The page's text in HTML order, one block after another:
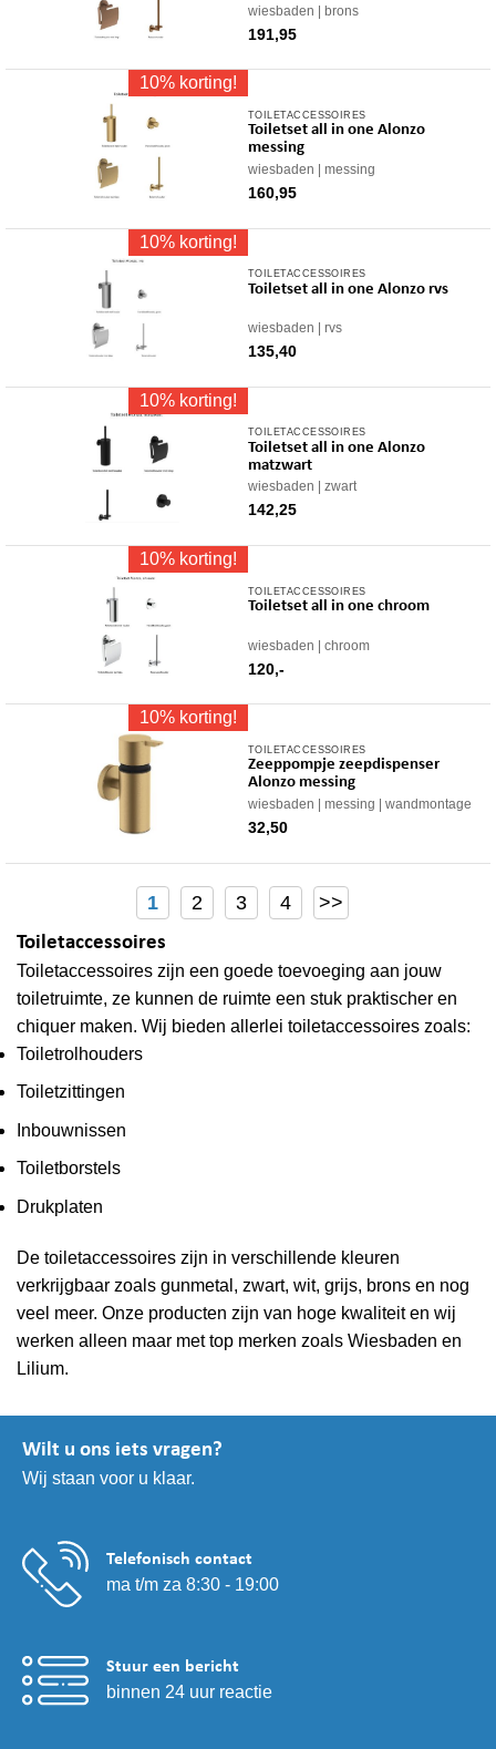
wiesbaden brons
191,95
10% korting!
TOILETACCESSOIRES
Toiletset all in one Alonzo
messing
wiesbaden messing
160,95
10% korting!
TOILETACCESSOIRES
Toiletset all in one Alonzo rvs
wiesbaden rvs
135,40
10% korting!
TOILETACCESSOIRES
Toiletset all in one Alonzo
matzwart
wiesbaden zwart
142,25
10% korting!
TOILETACCESSOIRES
Toiletset all in one chroom
wiesbaden chroom
120,-
10% korting!
TOILETACCESSOIRES
Zeeppompje zeepdispenser
Alonzo messing
wiesbaden messing wandmontage
32,50
1 2 3 4 >>
Toiletaccessoires
Toiletaccessoires zijn een goede toevoeging aan jouw
toiletruimte, ze kunnen de ruimte een stuk praktischer en
chiquer maken. Wij bieden allerlei toiletaccessoires zoals:
Toiletrolhouders
Toiletzittingen
Inbouwnissen
Toiletborstels
Drukplaten
De toiletaccessoires zijn in verschillende kleuren
verkrijgbaar zoals gunmetal, zwart, wit, grijs, brons en nog
veel meer. Onze producten zijn van hoge kwaliteit en wij
werken alleen maar met top merken zoals Wiesbaden en
Lilium.
Wilt u ons iets vragen?
Wij staan voor u klaar.
Telefonisch contact
ma t/m za 8:30 - 19:00
Stuur een bericht
binnen 24 uur reactie